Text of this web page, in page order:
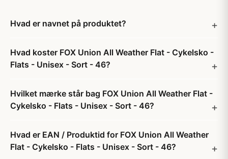
Hvad er navnet på produktet?
Hvad koster FOX Union All Weather Flat - Cykelsko -
Flats - Unisex - Sort - 46?
Hvilket mærke står bag FOX Union All Weather Flat -
Cykelsko - Flats - Unisex - Sort - 46?
Hvad er EAN / Produktid for FOX Union All Weather
Flat - Cykelsko - Flats - Unisex - Sort - 46?